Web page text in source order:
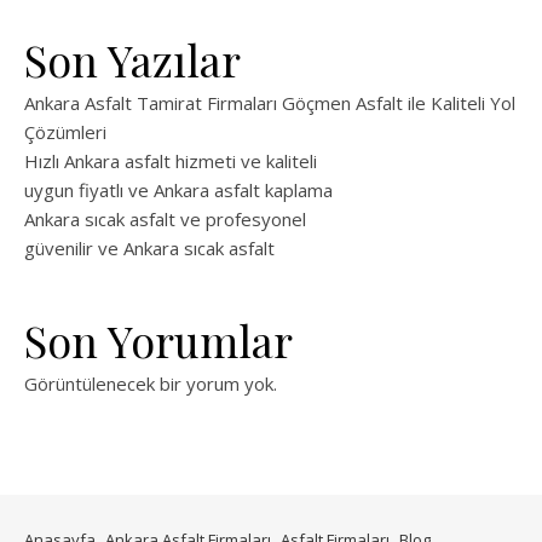
Son Yazılar
Ankara Asfalt Tamirat Firmaları Göçmen Asfalt ile Kaliteli Yol
Çözümleri
Hızlı Ankara asfalt hizmeti ve kaliteli
uygun fiyatlı ve Ankara asfalt kaplama
Ankara sıcak asfalt ve profesyonel
güvenilir ve Ankara sıcak asfalt
Son Yorumlar
Görüntülenecek bir yorum yok.